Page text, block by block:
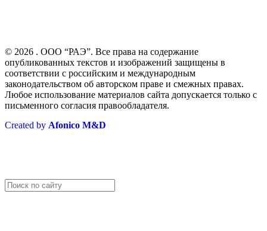
© 2026 . ООО “РАЭ”. Все права на содержание
опубликованных текстов и изображений защищены в
соответствии с российским и международным
законодательством об авторском праве и смежных правах.
Любое использование материалов сайта допускается только с
письменного согласия правообладателя.
Created by Afonico M&D